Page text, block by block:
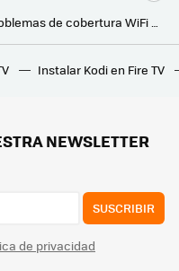
Orange quiere terminar con los problemas de cobertura WiFi dentro de casa. Su nuevo repetidor inalámbrico es la clave para lograrlo
Activar el Band Steering de tu router promete mejorar la WiFi como por arte de magia: cómo funciona y cuándo merece la pena usarlo
Este chiste de 'Los Simpson' que no entendí jamás esconde una increíble historia sobre la mayor decepción televisiva de la historia: el tesoro de Al Capone
Instalar Kodi en Fire TV
NEWSLETTER
SUSCRIBIR
de privacidad